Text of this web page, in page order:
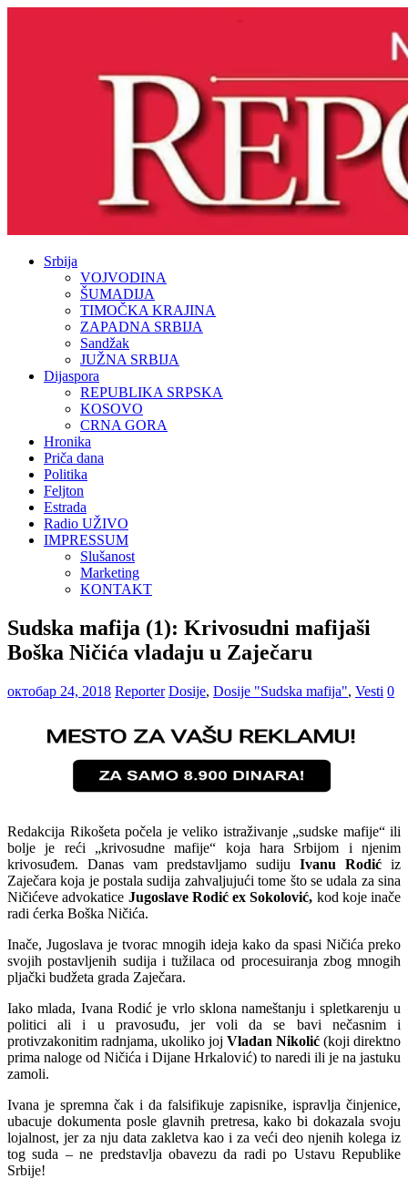
Srbija
VOJVODINA
ŠUMADIJA
TIMOČKA KRAJINA
ZAPADNA SRBIJA
Sandžak
JUŽNA SRBIJA
Dijaspora
REPUBLIKA SRPSKA
KOSOVO
CRNA GORA
Hronika
Priča dana
Politika
Feljton
Estrada
Radio UŽIVO
IMPRESSUM
Slušanost
Marketing
KONTAKT
Sudska mafija (1): Krivosudni mafijaši
Boška Ničića vladaju u Zaječaru
октобар 24, 2018 Reporter Dosije, Dosije "Sudska mafija", Vesti 0
Redakcija Rikošeta počela je veliko istraživanje „sudske mafije“ ili
bolje je reći „krivosudne mafije“ koja hara Srbijom i njenim
krivosuđem. Danas vam predstavljamo sudiju Ivanu Rodić iz
Zaječara koja je postala sudija zahvaljujući tome što se udala za sina
Ničićeve advokatice Jugoslave Rodić ex Sokolović, kod koje inače
radi ćerka Boška Ničića.
Inače, Jugoslava je tvorac mnogih ideja kako da spasi Ničića preko
svojih postavljenih sudija i tužilaca od procesuiranja zbog mnogih
pljački budžeta grada Zaječara.
Iako mlada, Ivana Rodić je vrlo sklona nameštanju i spletkarenju u
politici ali i u pravosuđu, jer voli da se bavi nečasnim i
protivzakonitim radnjama, ukoliko joj Vladan Nikolić (koji direktno
prima naloge od Ničića i Dijane Hrkalović) to naredi ili je na jastuku
zamoli.
Ivana je spremna čak i da falsifikuje zapisnike, ispravlja činjenice,
ubacuje dokumenta posle glavnih pretresa, kako bi dokazala svoju
lojalnost, jer za nju data zakletva kao i za veći deo njenih kolega iz
tog suda – ne predstavlja obavezu da radi po Ustavu Republike
Srbije!